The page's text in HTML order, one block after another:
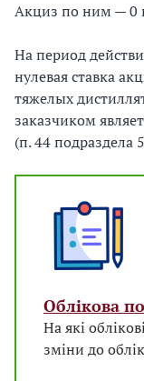
Акциз по ним — 0
На период
нулевая ставка
тяжелых
заказчиком
(п. 44
Облікова
На які
зміни до